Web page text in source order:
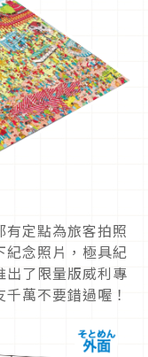
定點為旅客拍照
紀念照片，極具紀
出了限量版威利專
萬不要錯過喔！